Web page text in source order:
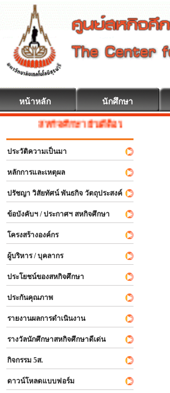
หน้าหลัก นักศึกษา
สหกิจศึกษา ยินดีต้อนรับ
ประวัติความเป็นมา
หลักการและเหตุผล
ปรัชญา วิสัยทัศน์ พันธกิจ วัตถุประสงค์
ข้อบังคับฯ / ประกาศฯ สหกิจศึกษา
โครงสร้างองค์กร
ผู้บริหาร / บุคลากร
ประโยชน์ของสหกิจศึกษา
ประกันคุณภาพ
รายงานผลการดำเนินงาน
รางวัลนักศึกษาสหกิจศึกษาดีเด่น
กิจกรรม 5ส.
ดาวน์โหลดแบบฟอร์ม